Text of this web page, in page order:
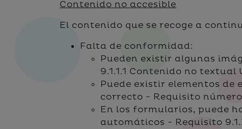
Contenido no accesible
El contenido que se recoge a
Falta de conformidad:
Pueden existir algunas
9.1.1.1 Contenido no textual
Puede existir elementos de
correcto - Requisito
En los formularios, puede
automáticos - Requisito